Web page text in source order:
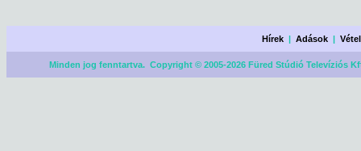
Hírek |Adások |
Minden jog fenntartva. Copyright © 2005-2026 Füred Stúdió Televíziós